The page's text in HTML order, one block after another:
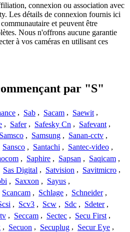
connexion ou association avec
Les détails de connexion fournis ici
et peuvent être
Nous n'offrons aucune garantie
à vos caméras en utilisant ces
par "S"
, Sab , Sacam , Saewit ,
, Safer , Safesky Cn , Safevant ,
Samsco , Samsung , Sanan-cctv ,
Sansco , Santachi , Santec-video ,
, Saphire , Sapsan , Saqicam ,
Sas Digital , Satvision , Savitmicro ,
, Saxxon , Sayus ,
Scancam , Schlage , Schneider ,
, Scv3 , Scw , Sdc , Sdeter ,
, Seccam , Sectec , Secu First ,
, Secuon , Secuplug , Secur Eye ,